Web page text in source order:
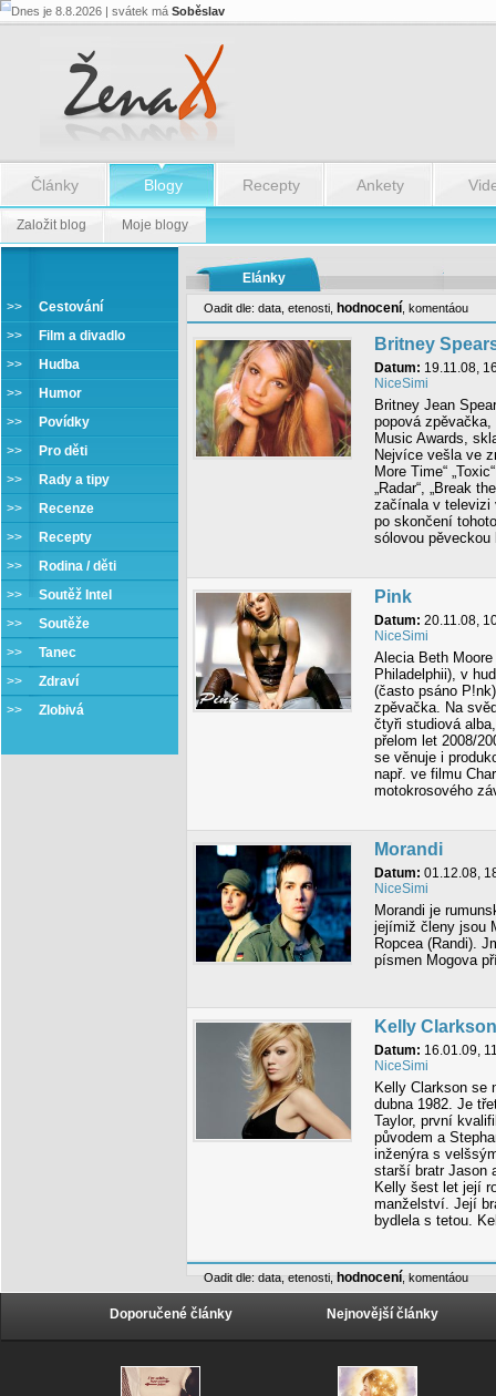
Dnes je 8.8.2026 | svátek má Soběslav
Články Blogy Recepty Ankety
Založit blog Moje blogy
>> Cestování
>>
Film a divadlo
>>
Hudba
>>
Humor
>>
Povídky
>>
Pro děti
>>
Rady a tipy
>>
Recenze
>>
Recepty
>>
Rodina / děti
>> Soutěž Intel
>> Soutěže
>> Tanec
>> Zdraví
>> Zlobivá
Elánky
Hudba
Oadit dle: data etenosti hodnocení komentáou
Britney
Datum: 19.11.08,
NiceSimi
Britney Jean
popová
Music Awards,
Nejvíce vešla ve
More Time“
„Radar“, „Break
začínala v televizi
po skončení
sólovou pěveckou
Pink
Datum: 20.11.08,
NiceSimi
Alecia Beth
Philadelphii), v
(často psáno
zpěvačka. Na
čtyři studiová
přelom let 2008/
se věnuje i
např. ve filmu
motokrosového
Morandi
Datum: 01.12.08,
NiceSimi
Morandi je
jejímiž členy jsou
Ropcea (Randi).
písmen Mogova
Kelly Clarkson
Datum: 16.01.09,
NiceSimi
Kelly Clarkson se
dubna 1982. Je
Taylor, první
původem a
inženýra s
starší bratr Jason
Kelly šest let její
manželství. Její
bydlela s tetou.
Oadit dle: data etenosti hodnocení komentáou
Doporučené články Nejnovější články